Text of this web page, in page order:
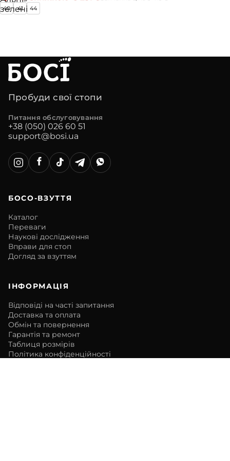
зелені
40 41 44
Пробуди свої стопи
Питання обслуговування
+38 (050) 026 60 51
support@bosi.ua
БОСО-ВЗУТТЯ
Каталог
Переваги
Наукові дослідження
Вправи для стоп
Догляд за взуттям
ІНФОРМАЦІЯ
Відповіді на часті запитання
Доставка та оплата
Обмін та повернення
Гарантія та ремонт
Таблиця розмірів
Політика конфіденційності